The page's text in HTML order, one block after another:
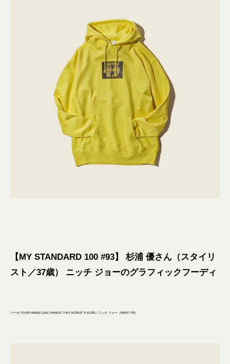
【MY STANDARD 100 #93】 杉浦 優さん（スタイリ
スト／37歳） ニッチ ジョーのグラフィックフーディ
パーカ”YOUR HANDS CAN CHANGE THIS WORLD”￥10,000／ニッチ ジョー（HEMT PR）